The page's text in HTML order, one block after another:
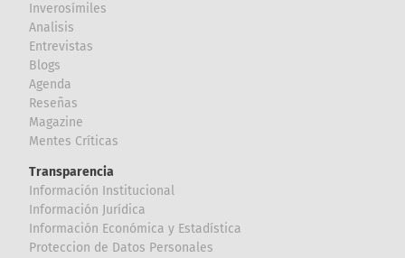
Inverosímiles
Analisis
Entrevistas
Blogs
Agenda
Reseñas
Magazine
Mentes Críticas
Transparencia
Información Institucional
Información Jurídica
Información Económica y Estadística
Proteccion de Datos Personales